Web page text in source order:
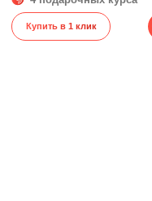
Купить в 1 клик